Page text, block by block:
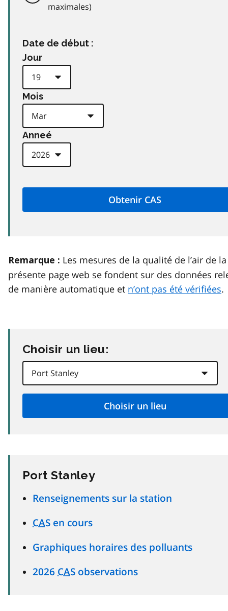
maximales)
Date de début :
Jour
Mois
Anneé
Remarque : Les mesures de la qualité de l’air de la
présente page web se fondent sur des données
de manière automatique et n’ont pas été vérifiées.
Choisir un lieu:
Port Stanley
Renseignements sur la station
CAS en cours
Graphiques horaires des polluants
2026 CAS observations